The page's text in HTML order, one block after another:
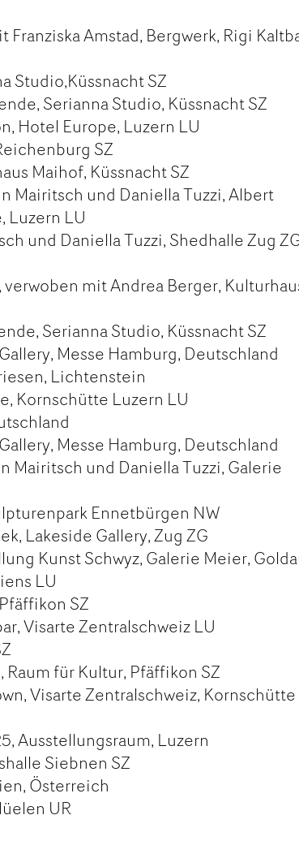
Amstad, Bergwerk, Rigi
Studio,Küssnacht SZ
Serianna Studio, Küssnacht SZ
Hotel Europe, Luzern LU
SZ
Maihof, Küssnacht SZ
Mairitsch und Daniella Tuzzi, Albert
Luzern LU
und Daniella Tuzzi, Shedhalle Zug
mit Andrea Berger,
Serianna Studio, Küssnacht SZ
Messe Hamburg, Deutschland
Lichtenstein
Kornschütte Luzern LU
Messe Hamburg, Deutschland
Mairitsch und Daniella Tuzzi, Galerie
Ennetbürgen NW
Lakeside Gallery, Zug ZG
Kunst Schwyz, Galerie Meier,
LU
SZ
Visarte Zentralschweiz LU
für Kultur, Pfäffikon SZ
Visarte Zentralschweiz, Kornschütte
Ausstellungsraum, Luzern
Siebnen SZ
Österreich
UR